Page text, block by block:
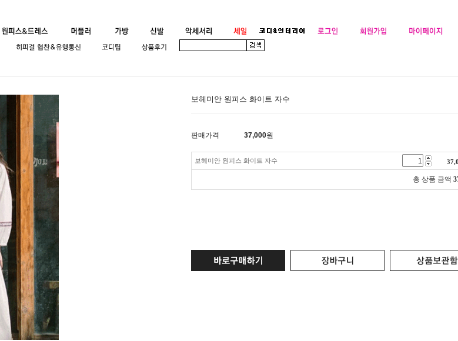
보헤미안 원피스 화이트 자수
판매가격 37,000원
보헤미안 원피스 화이트 자수
총 상품 금액